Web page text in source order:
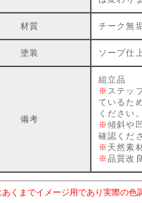
材質 チーク無
塗装 ソープ仕
備考
組立品
※ ステッ
ているた
ください
※傾斜や
確認くだ
※ 天然素
※品質改
くまでイメージ用であり実際の色